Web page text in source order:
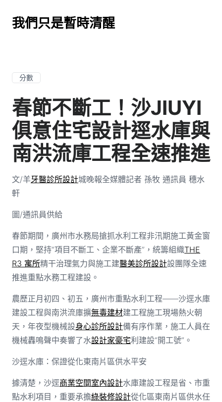
我們只是暫時清醒
分數
春節不斷工！沙JIUYI
俱意住宅設計逕水庫與
南洪流庫工程全速推進
文/羊牙醫診所設計城晚報全媒體記者 孫牧 通訊員 穗水
軒
圖/通訊員供給
春節期間，廣州市水務局搶抓水利工程非汛期施工黃金窗
口期，堅持“項目不斷工、企業不斷產”，統籌組織THE
R3 寓所精干治理氣力與施工建醫美診所設計設團隊全速
推進重點水務工程建設。
農歷正月初四、初五，廣州市重點水利工程——沙逕水庫
建設工程與南洪流庫擴無毒建材建工程施工現場熱火朝
天，年夜型機械設身心診所設計備有序作業，施工人員在
機械轟鳴聲中奏響了水設計家豪宅利建設“開工號”。
沙逕水庫：保證從化東南片區供水平安
據清楚，沙逕商業空間室內設計水庫建設工程是省、市重
點水利項目，重要承擔綠裝修設計從化區東南片區供水任